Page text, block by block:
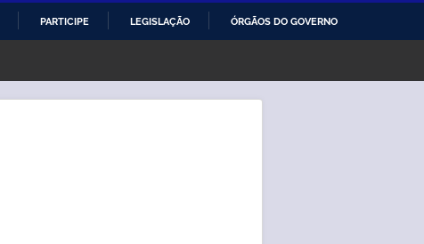
PARTICIPE LEGISLAÇÃO ÓRGÃOS DO GOVERNO